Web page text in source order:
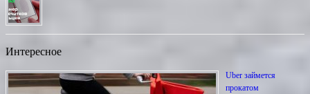
Интересное
Uber займется
прокатом